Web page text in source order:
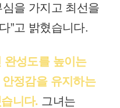
을 가지고 최선을
”고 밝혔습니다.
완성도를 높이는
정감을 유지하는
니다. 그녀는